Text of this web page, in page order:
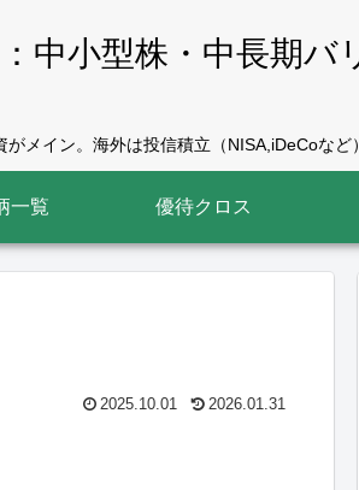
中小型株・中長期バ
メイン。海外は投信積立（NISA,iDeCoなど
一覧 優待クロス
2025.10.01 2026.01.31